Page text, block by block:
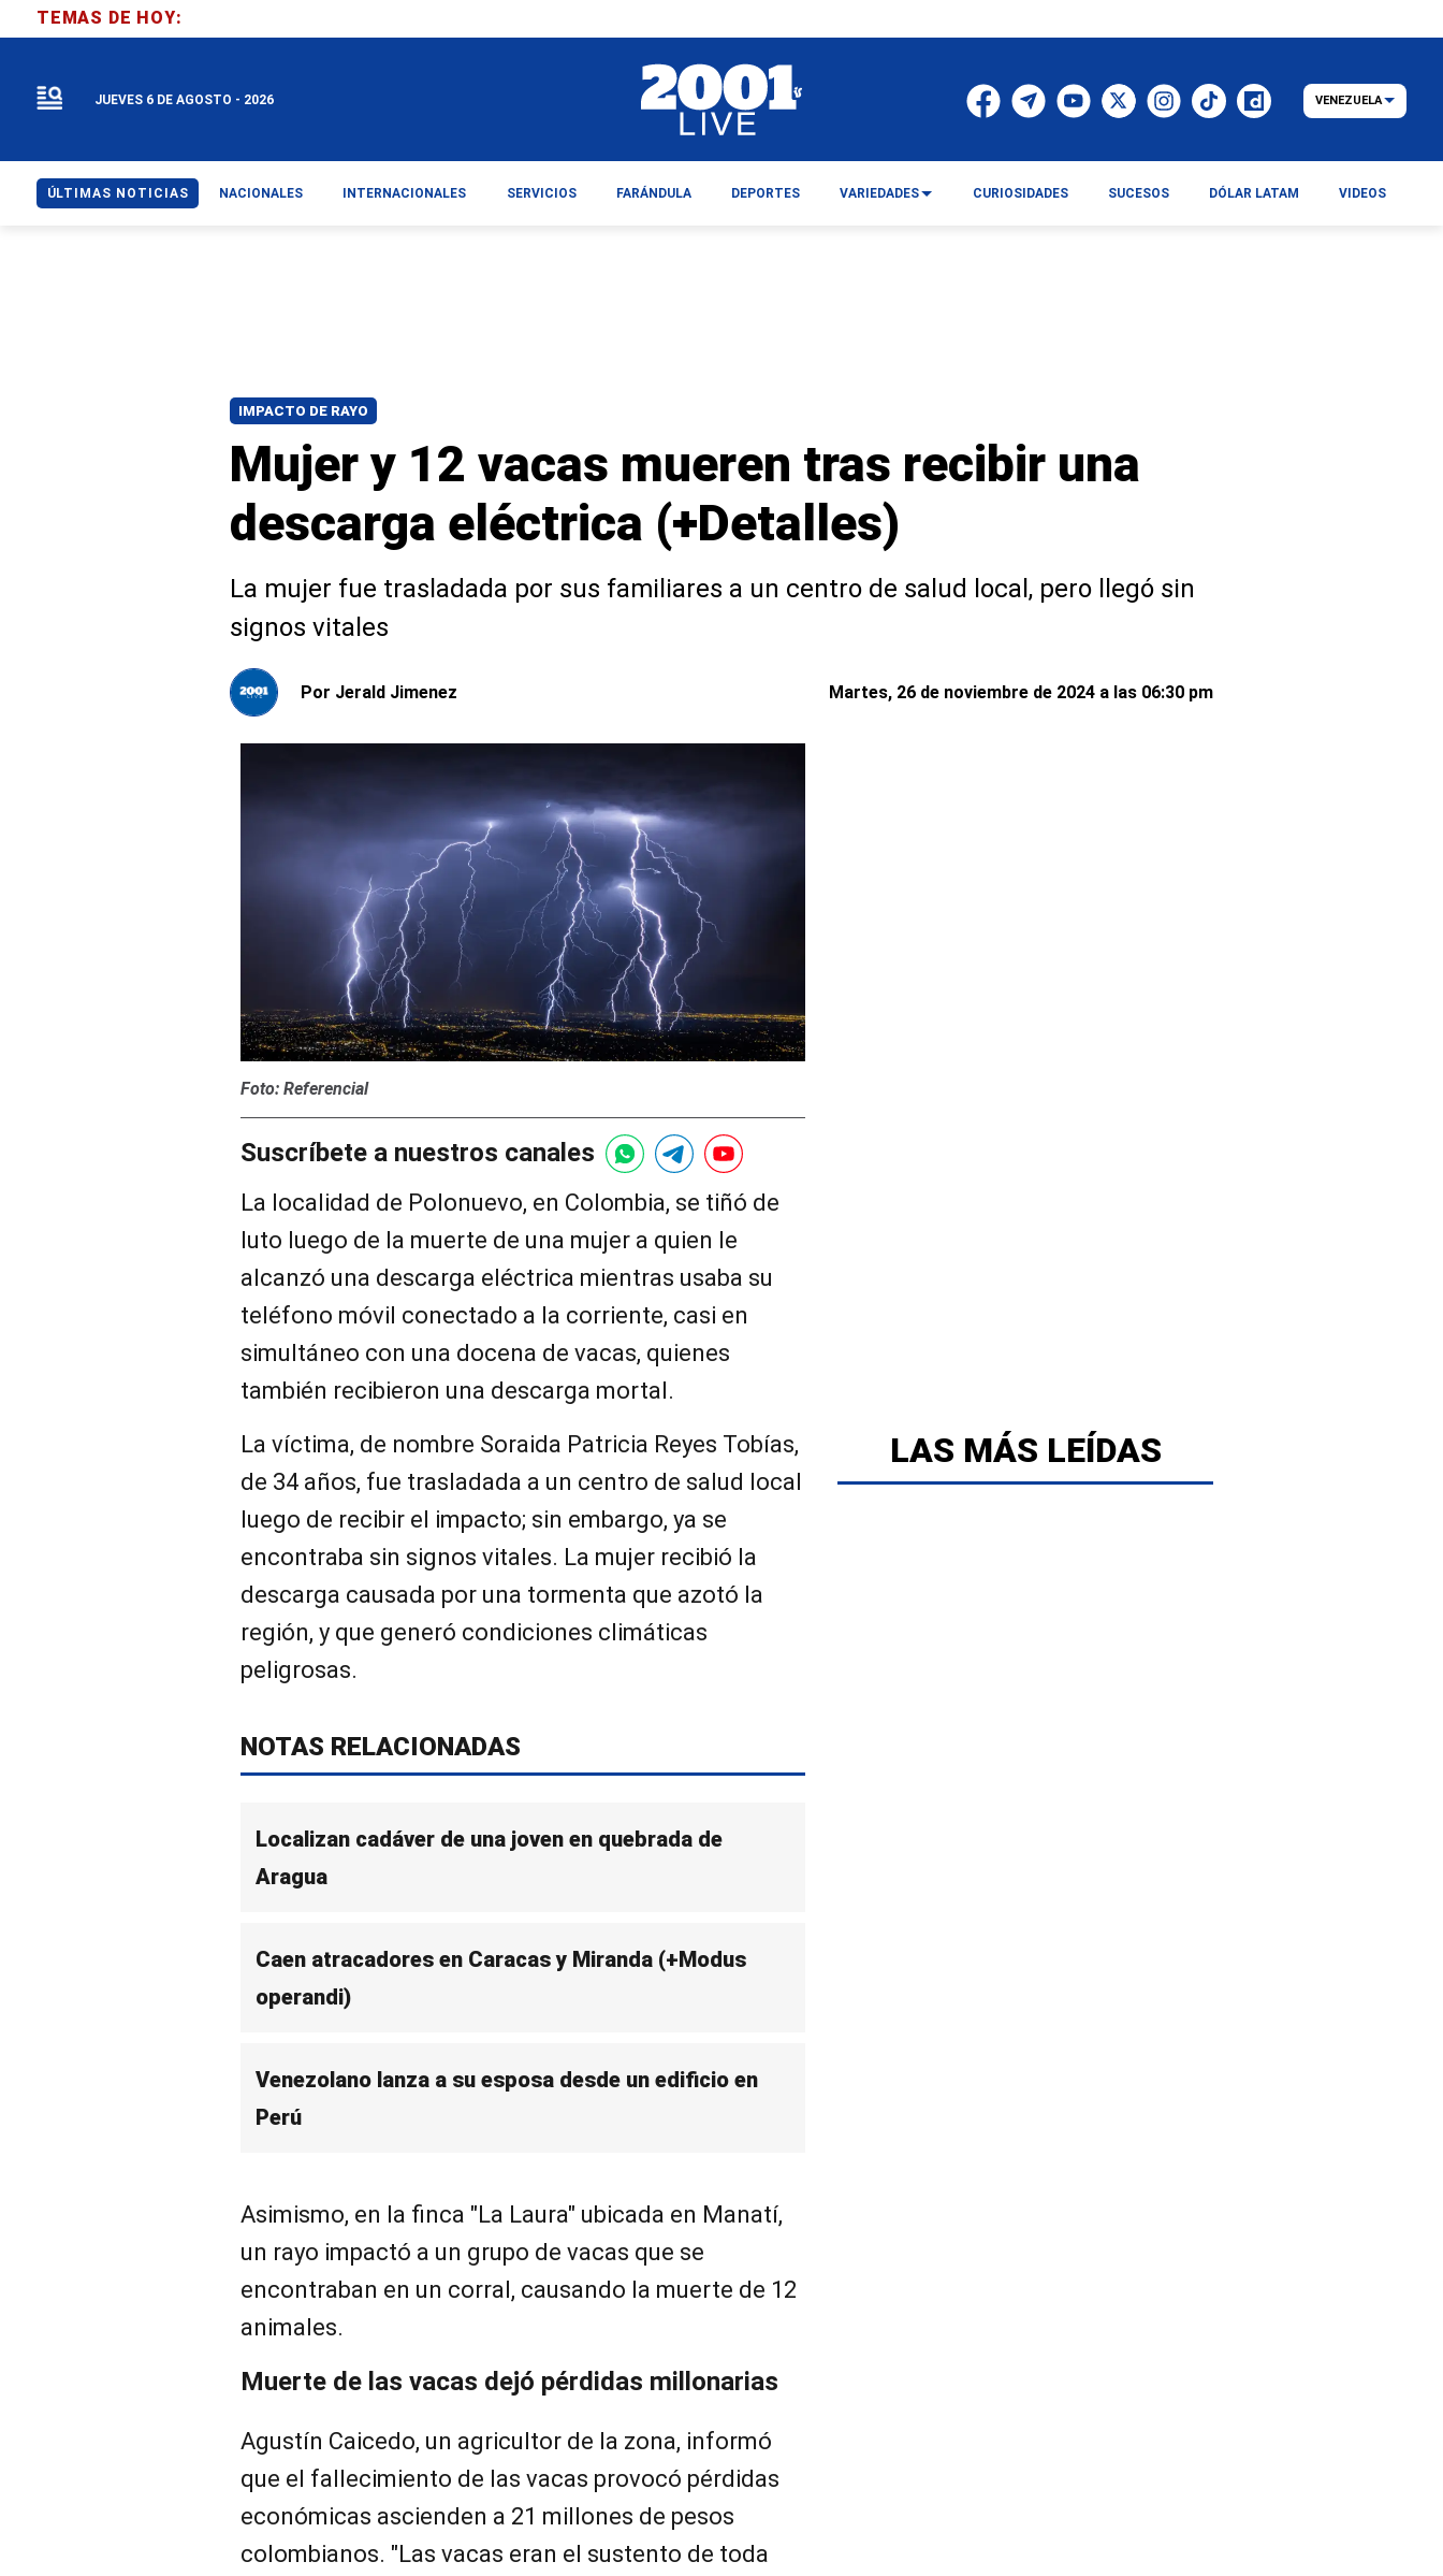
IMPACTO DE RAYO
Mujer y 12 vacas mueren tras recibir una
descarga eléctrica (+Detalles)
La mujer fue trasladada por sus familiares a un centro de salud local, pero llegó sin
signos vitales
Por Jerald Jimenez Martes, 26 de noviembre de 2024 a las 06:30 pm
Foto: Referencial
Suscríbete a nuestros canales
La localidad de Polonuevo, en Colombia, se tiñó de
luto luego de la muerte de una mujer a quien le
alcanzó una descarga eléctrica mientras usaba su
teléfono móvil conectado a la corriente, casi en
simultáneo con una docena de vacas, quienes
también recibieron una descarga mortal.
La víctima, de nombre Soraida Patricia Reyes Tobías,
de 34 años, fue trasladada a un centro de salud local
luego de recibir el impacto; sin embargo, ya se
encontraba sin signos vitales. La mujer recibió la
descarga causada por una tormenta que azotó la
región, y que generó condiciones climáticas
peligrosas.
NOTAS RELACIONADAS
Localizan cadáver de una joven en quebrada de
Aragua
Caen atracadores en Caracas y Miranda (+Modus
operandi)
Venezolano lanza a su esposa desde un edificio en
Perú
Asimismo, en la finca "La Laura" ubicada en Manatí,
un rayo impactó a un grupo de vacas que se
encontraban en un corral, causando la muerte de 12
animales.
Muerte de las vacas dejó pérdidas millonarias
Agustín Caicedo, un agricultor de la zona, informó
que el fallecimiento de las vacas provocó pérdidas
económicas ascienden a 21 millones de pesos
colombianos. "Las vacas eran el sustento de toda
LAS MÁS LEÍDAS
TEMAS DE HOY:
JUEVES 6 DE AGOSTO - 2026 VENEZUELA
ÚLTIMAS NOTICIAS NACIONALES INTERNACIONALES SERVICIOS FARÁNDULA DEPORTES VARIEDADES CURIOSIDADES SUCESOS DÓLAR LATAM VIDEOS